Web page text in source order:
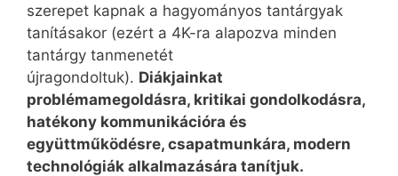
szerepet kapnak a hagyományos tantárgyak
tanításakor (ezért a 4K-ra alapozva minden
tantárgy tanmenetét
újragondoltuk). Diákjainkat
problémamegoldásra, kritikai gondolkodásra,
hatékony kommunikációra és
együttműködésre, csapatmunkára, modern
technológiák alkalmazására tanítjuk.